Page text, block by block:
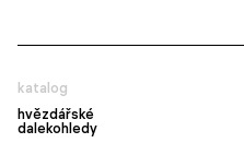
katalog
hvězdářské
dalekohledy